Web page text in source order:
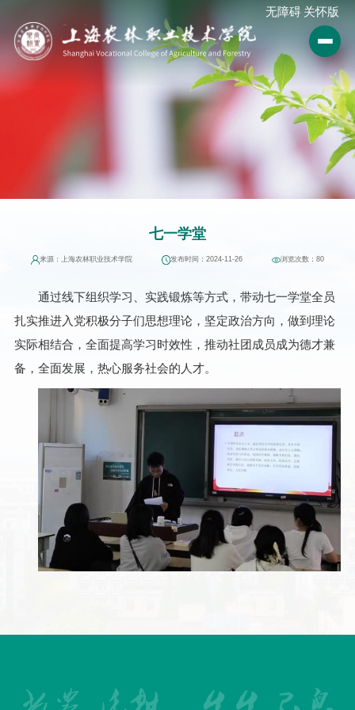
无障碍 关怀版
七一学堂
来源：上海农林职业技术学院 发布时间：2024-11-26 浏览次数：80
通过线下组织学习、实践锻炼等方式，带动七一学堂全员
扎实推进入党积极分子们思想理论，坚定政治方向，做到理论
实际相结合，全面提高学习时效性，推动社团成员成为德才兼
备，全面发展，热心服务社会的人才。